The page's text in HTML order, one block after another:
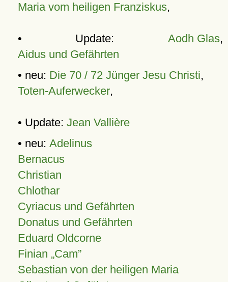
Maria vom heiligen Franziskus,
• Update: Aodh Glas,
Aidus und Gefährten
• neu: Die 70 / 72 Jünger Jesu Christi,
Toten-Auferwecker,
• Update: Jean Vallière
• neu: Adelinus
Bernacus
Christian
Chlothar
Cyriacus und Gefährten
Donatus und Gefährten
Eduard Oldcorne
Finian Cam
Sebastian von der heiligen Maria